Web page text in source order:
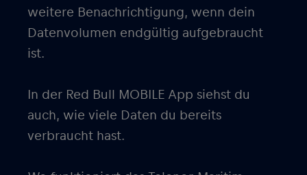
weitere Benachrichtigung, wenn dein
Datenvolumen endgültig aufgebraucht
ist.
In der Red Bull MOBILE App siehst du
auch, wie viele Daten du bereits
verbraucht hast.